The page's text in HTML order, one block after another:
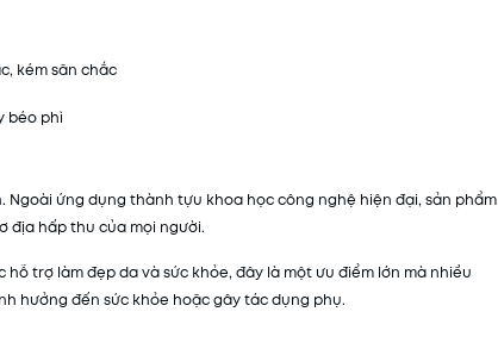
kém săn chắc
béo phì
ứng dụng thành tựu khoa học công nghệ hiện đại, sản phẩm
địa hấp thu của mọi người.
trợ làm đẹp da và sức khỏe, đây là một ưu điểm lớn mà nhiều
hưởng đến sức khỏe hoặc gây tác dụng phụ.